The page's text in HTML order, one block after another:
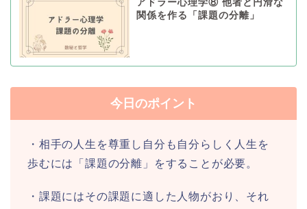
アドラー心理学⑧ 他者と円滑な
関係を作る「課題の分離」
今日のポイント
・相手の人生を尊重し自分も自分らしく人生を
歩むには「課題の分離」をすることが必要。
・課題にはその課題に適した人物がおり、それ